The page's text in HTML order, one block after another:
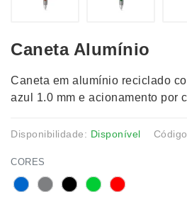
Caneta Alumínio
Caneta em alumínio reciclado
azul 1.0 mm e acionamento por
Disponibilidade: Disponível
CORES